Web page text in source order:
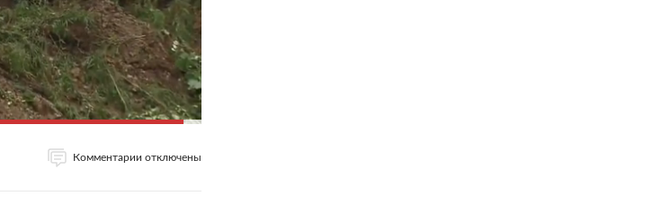
Комментарии отключены